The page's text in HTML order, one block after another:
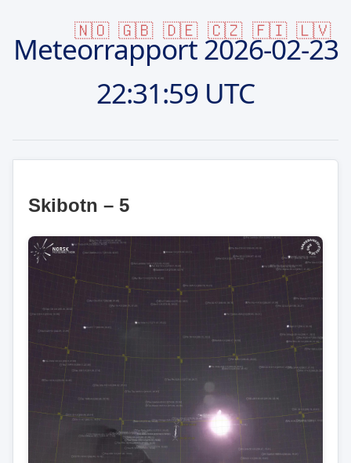
🇳🇴 🇬🇧 🇩🇪 🇨🇿 🇫🇮 🇱🇻
Meteorrapport2026-02-23
22:31:59 UTC
Skibotn – 5